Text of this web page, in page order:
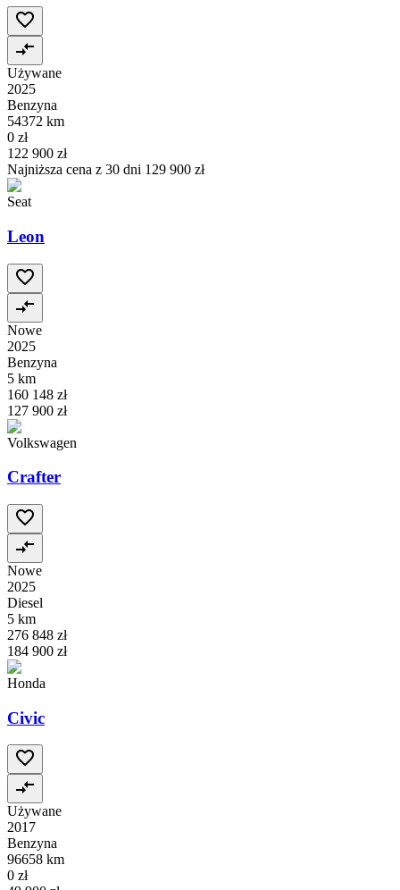
Używane
2025
Benzyna
54372 km
0 zł
122 900 zł
Najniższa cena z 30 dni 129 900 zł
Seat
Leon
Nowe
2025
Benzyna
5 km
160 148 zł
127 900 zł
Volkswagen
Crafter
Nowe
2025
Diesel
5 km
276 848 zł
184 900 zł
Honda
Civic
Używane
2017
Benzyna
96658 km
0 zł